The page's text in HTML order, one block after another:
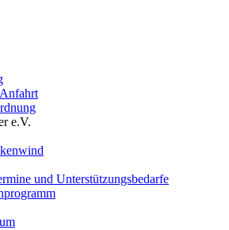
e.V.
und Unterstützungsbedarfe